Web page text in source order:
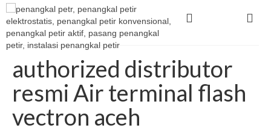
authorized distributor
resmi Air terminal flash
vectron aceh